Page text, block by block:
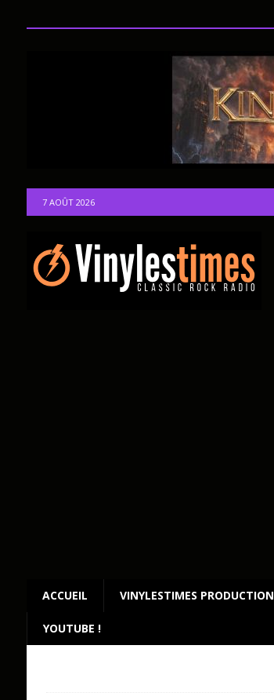
7 AOÛT 2026
ACCUEIL VINYLESTIMES PRODUCTION
YOUTUBE !